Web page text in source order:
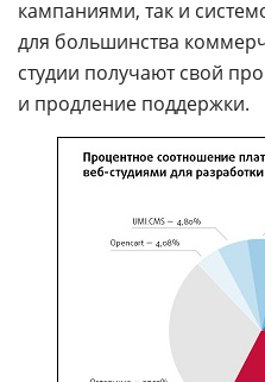
кампаниями, так и
для большинства
студии получают свой
и продление поддержки.